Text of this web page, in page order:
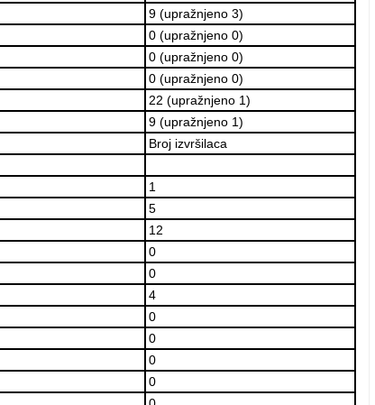
9 (upražnjeno 3)
0 (upražnjeno 0)
0 (upražnjeno 0)
0 (upražnjeno 0)
22 (upražnjeno 1)
9 (upražnjeno 1)
Broj izvršilaca
1
5
12
0
0
4
0
0
0
0